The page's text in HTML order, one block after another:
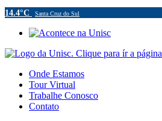
14.4°C Santa Cruz do Sul
Onde Estamos
Tour Virtual
Trabalhe Conosco
Contato